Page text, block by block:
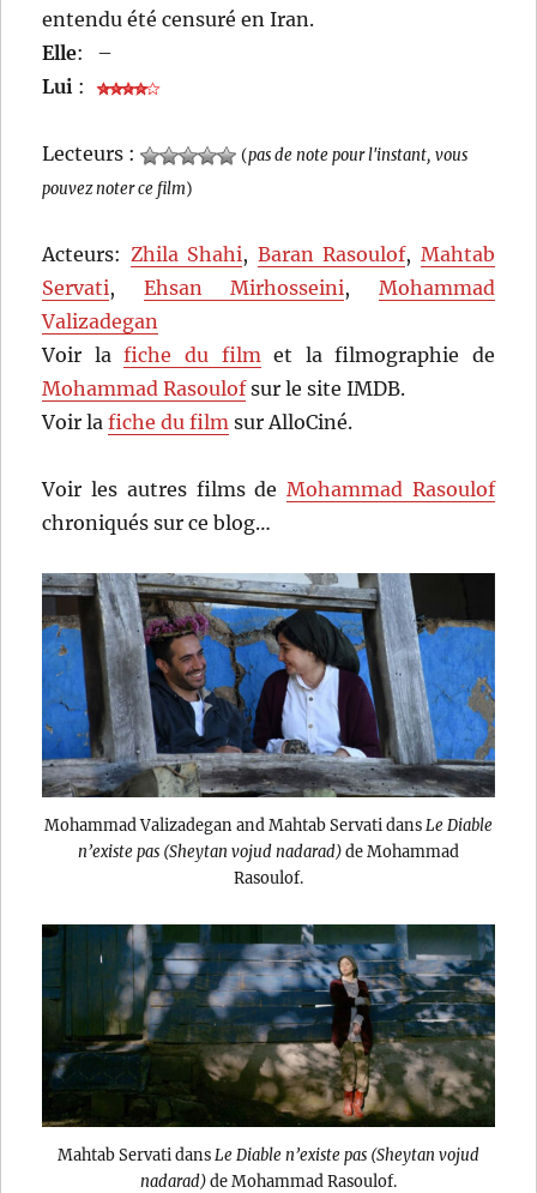
entendu été censuré en Iran.
Elle:
–
Lui :
Lecteurs : (pas de note pour l'instant, vous
pouvez noter ce film)
Acteurs: Zhila Shahi, Baran Rasoulof, Mahtab
Servati, Ehsan Mirhosseini, Mohammad
Valizadegan
Voir lafiche du filmet la filmographie de
Mohammad Rasoulofsur le site IMDB.
Voir lafiche du film sur AlloCiné.
Voir les autres films de Mohammad Rasoulof
chroniqués sur ce blog…
Mohammad Valizadegan and Mahtab Servati dansLe Diable
n’existe pas (Sheytan vojud nadarad)de Mohammad
Rasoulof.
Mahtab Servati dans Le Diable n’existe pas (Sheytan vojud
nadarad)de Mohammad Rasoulof.